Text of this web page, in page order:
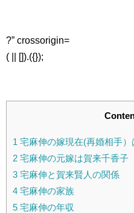
?” crossorigin=
( || []).({});
1 宅麻伸の嫁現在(再婚相手）
2 宅麻伸の元嫁は賀来千香子
3 宅麻伸と賀来賢人の関係
4 宅麻伸の家族
5 宅麻伸の年収